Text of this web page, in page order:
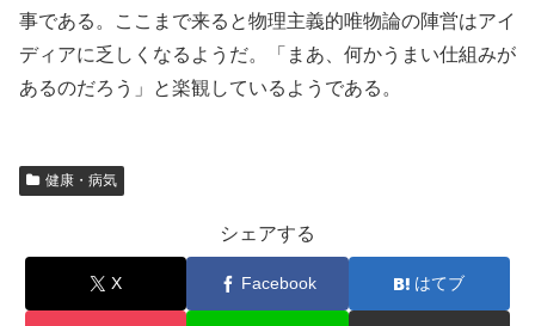
事である。ここまで来ると物理主義的唯物論の陣営はアイ
ディアに乏しくなるようだ。「まあ、何かうまい仕組みが
あるのだろう」と楽観しているようである。
健康・病気
シェアする
X Facebook はてブ